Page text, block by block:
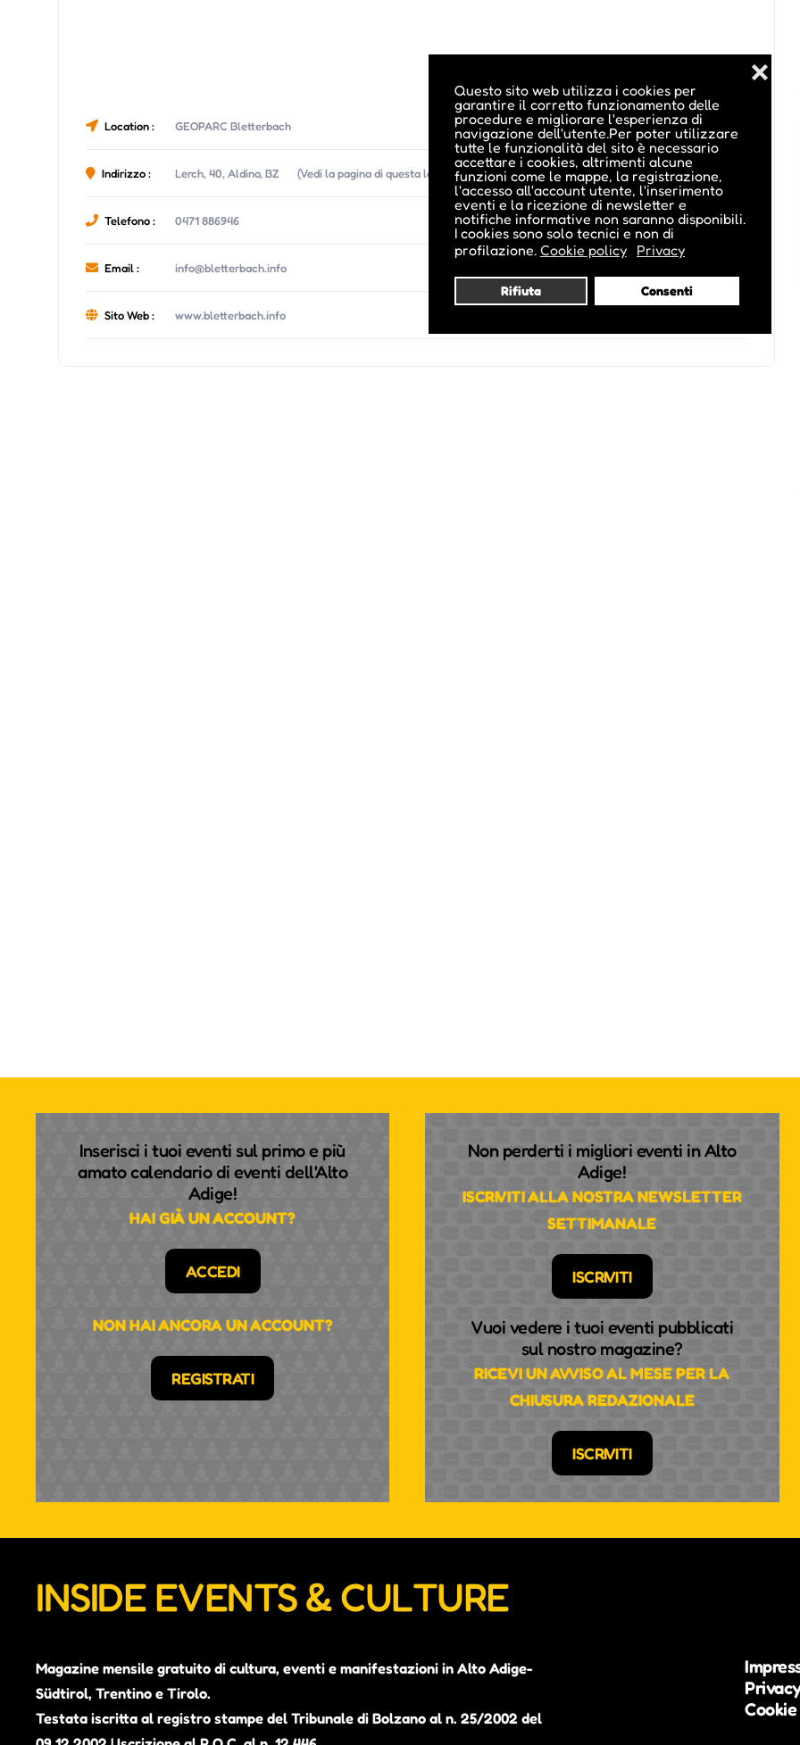
Questo sito web utilizza i cookies per
garantire il corretto funzionamento delle
procedure e migliorare l'esperienza di
navigazione dell'utente.Per poter utilizzare
tutte le funzionalità del sito è necessario
accettare i cookies, altrimenti alcune
funzioni come le mappe, la registrazione,
l'accesso all'account utente, l'inserimento
eventi e la ricezione di newsletter e
notifiche informative non saranno disponibili.
I cookies sono solo tecnici e non di
profilazione. Cookie policy Privacy
Rifiuta Consenti
❌
Location : GEOPARC Bletterbach
Indirizzo : Lerch, 40, Aldino, BZ (Vedi la pagina di questa location)
Telefono : 0471 886946
Email : info@bletterbach.info
Sito Web : www.bletterbach.info
Inserisci i tuoi eventi sul primo e più
amato calendario di eventi dell'Alto
Adige!
HAI GIÀ UN ACCOUNT?
ACCEDI
NON HAI ANCORA UN ACCOUNT?
REGISTRATI
Non perderti i migliori eventi in Alto
Adige!
ISCRIVITI ALLA NOSTRA NEWSLETTER
SETTIMANALE
ISCRIVITI
Vuoi vedere i tuoi eventi pubblicati
sul nostro magazine?
RICEVI UN AVVISO AL MESE PER LA
CHIUSURA REDAZIONALE
ISCRIVITI
INSIDE EVENTS & CULTURE
Magazine mensile gratuito di cultura, eventi e manifestazioni in Alto Adige-
Südtirol, Trentino e Tirolo.
Testata iscritta al registro stampe del Tribunale di Bolzano al n. 25/2002 del